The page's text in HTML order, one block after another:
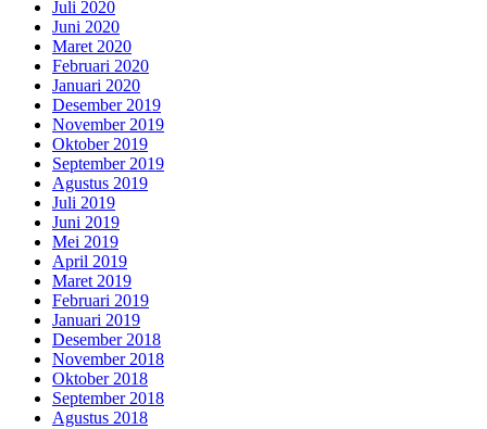
Juli 2020
Juni 2020
Maret 2020
Februari 2020
Januari 2020
Desember 2019
November 2019
Oktober 2019
September 2019
Agustus 2019
Juli 2019
Juni 2019
Mei 2019
April 2019
Maret 2019
Februari 2019
Januari 2019
Desember 2018
November 2018
Oktober 2018
September 2018
Agustus 2018